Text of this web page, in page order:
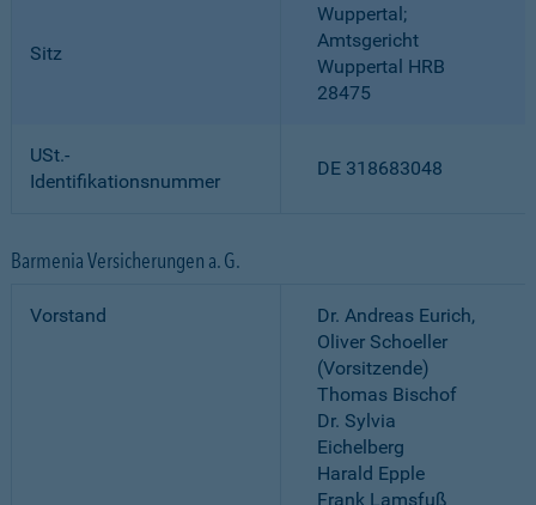
Sitz
Wuppertal;
Amtsgericht
Wuppertal HRB
28475
USt.-
Identifikationsnummer
DE 318683048
Barmenia Versicherungen a. G.
Vorstand
Dr. Andreas Eurich,
Oliver Schoeller
(Vorsitzende)
Thomas Bischof
Dr. Sylvia
Eichelberg
Harald Epple
Frank Lamsfuß